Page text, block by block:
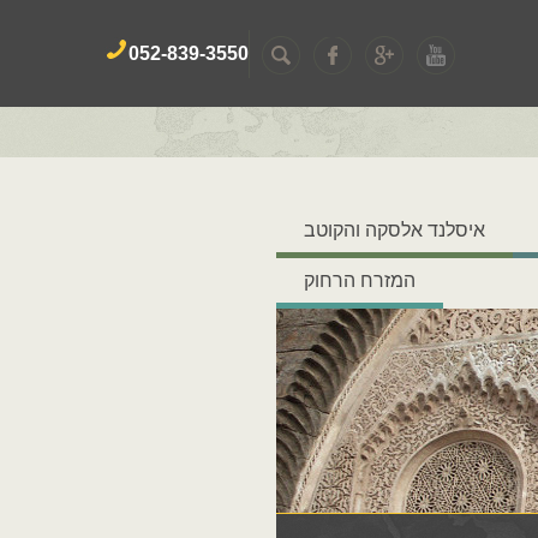
052-839-3550
איסלנד אלסקה והקוטב
המזרח הרחוק